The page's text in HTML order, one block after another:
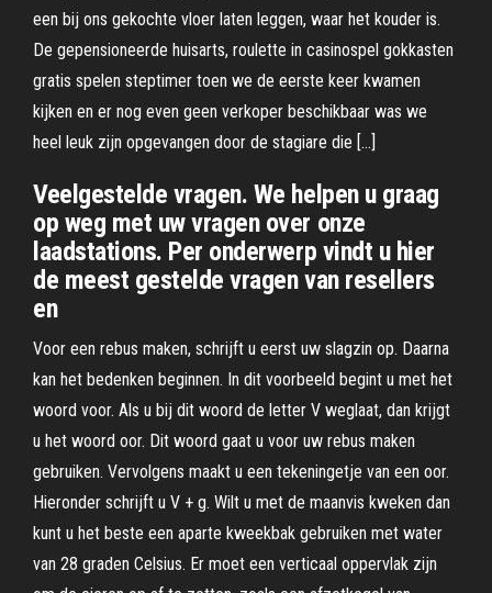
een bij ons gekochte vloer laten leggen, waar het kouder is.
De gepensioneerde huisarts, roulette in casinospel gokkasten
gratis spelen steptimer toen we de eerste keer kwamen
kijken en er nog even geen verkoper beschikbaar was we
heel leuk zijn opgevangen door de stagiare die […]
Veelgestelde vragen. We helpen u graag
op weg met uw vragen over onze
laadstations. Per onderwerp vindt u hier
de meest gestelde vragen van resellers
en
Voor een rebus maken, schrijft u eerst uw slagzin op. Daarna
kan het bedenken beginnen. In dit voorbeeld begint u met het
woord voor. Als u bij dit woord de letter V weglaat, dan krijgt
u het woord oor. Dit woord gaat u voor uw rebus maken
gebruiken. Vervolgens maakt u een tekeningetje van een oor.
Hieronder schrijft u V + g. Wilt u met de maanvis kweken dan
kunt u het beste een aparte kweekbak gebruiken met water
van 28 graden Celsius. Er moet een verticaal oppervlak zijn